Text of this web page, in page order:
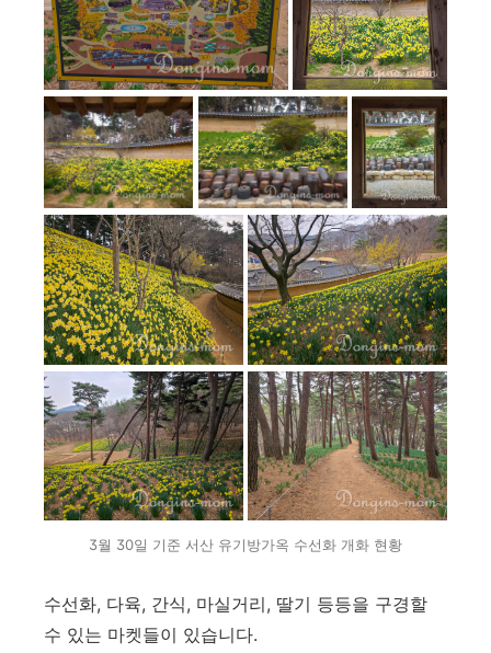
3월 30일 기준 서산 유기방가옥 수선화 개화 현황
수선화, 다육, 간식, 마실거리, 딸기 등등을 구경할
수 있는 마켓들이 있습니다.